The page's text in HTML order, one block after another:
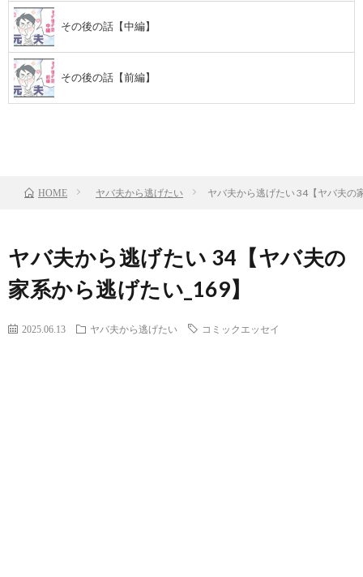
その後の話【中編】
その後の話【前編】
HOME ヤバ夫から逃げたい ヤバ夫から逃げたい 34【ヤバ夫の
ヤバ夫から逃げたい 34【ヤバ夫の
家系から逃げたい_169】
2025.06.13 ヤバ夫から逃げたい コミックエッセイ